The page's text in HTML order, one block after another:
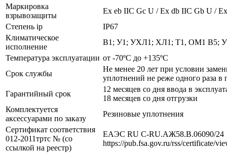
Маркировка
взрывозащиты
Ех eb IIC Gc U / Ex db IIC Gb U /
Степень ip
IP67
Климатическое
исполнение
В1; У1; УХЛ1; ХЛ1; Т1, ОМ1 В5;
Температура эксплуатации от -70ºС до +135ºС
Срок службы
Не менее 20 лет при условии
уплотнений не реже одного раза в
Гарантийный срок
12 месяцев со дня ввода в
18 месяцев со дня отгрузки
Комплектуется
аксессуарами по заказу
Резиновые уплотнения
Сертификат соответствия
012-2011тртс № (со
ссылкой на реестр)
ЕАЭС RU С-RU.АЖ58.В.06090/24
https://pub.fsa.gov.ru/rss/certificate/